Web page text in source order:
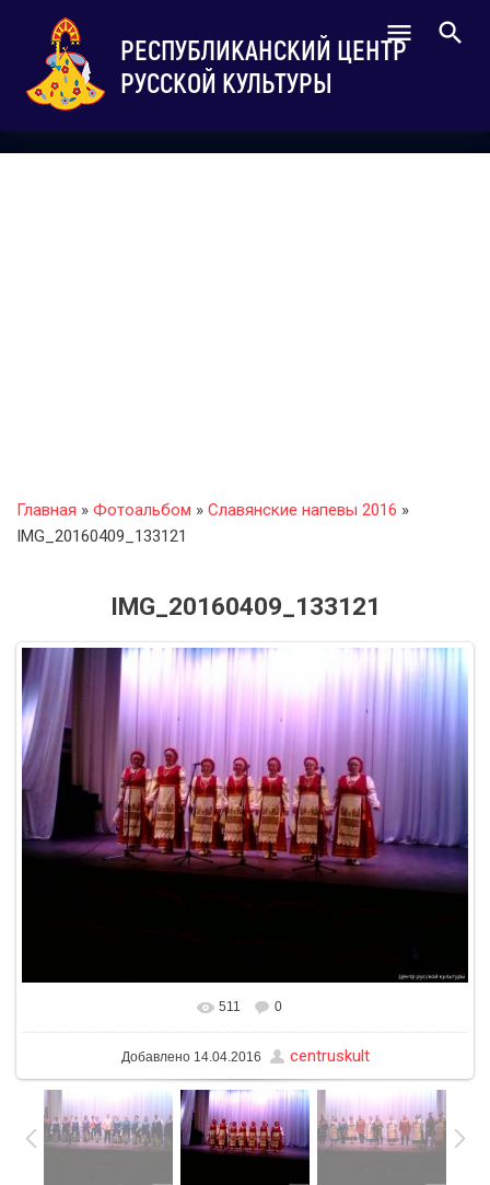
РЕСПУБЛИКАНСКИЙ ЦЕНТР
РУССКОЙ КУЛЬТУРЫ
Главная » Фотоальбом » Славянские напевы 2016 »
IMG_20160409_133121
IMG_20160409_133121
В реальном размере 1600x1200
511 0
Добавлено14.04.2016 centruskult